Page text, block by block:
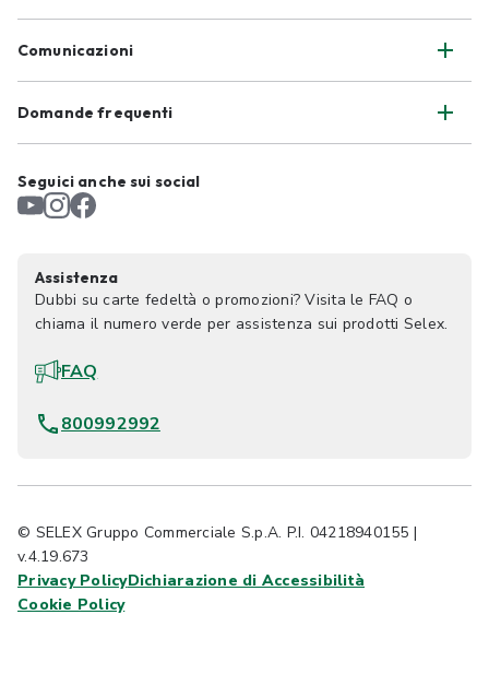
Comunicazioni
Domande frequenti
Seguici anche sui social
Assistenza
Dubbi su carte fedeltà o promozioni? Visita le FAQ o
chiama il numero verde per assistenza sui prodotti Selex.
FAQ
800992992
© SELEX Gruppo Commerciale S.p.A. P.I. 04218940155 |
v.4.19.673
Privacy PolicyDichiarazione di Accessibilità
Cookie Policy